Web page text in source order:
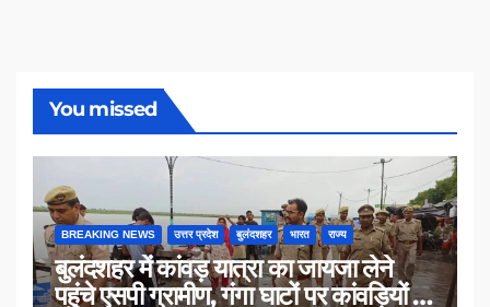
You missed
BREAKING NEWS उत्तर प्रदेश बुलंदशहर भारत राज्य
बुलंदशहर में कांवड़ यात्रा का जायजा लेने
पहुंचे एसपी ग्रामीण, गंगा घाटों पर कांवड़ियों से